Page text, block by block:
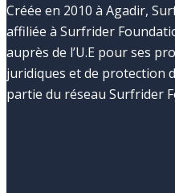
Créée en 2010 à Agadir,
affiliée à Surfrider
auprès de l’U.E pour ses
juridiques et de protection
partie du réseau Surfrider